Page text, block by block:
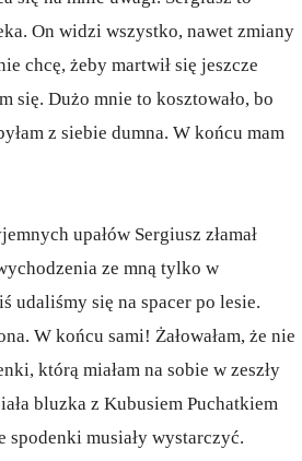
On widzi wszystko, nawet zmiany
chcę, żeby martwił się jeszcze
się. Dużo mnie to kosztowało, bo
z siebie dumna. W końcu mam
upałów Sergiusz złamał
ze mną tylko w
udaliśmy się na spacer po lesie.
W końcu sami! Żałowałam, że nie
którą miałam na sobie w zeszły
bluzka z Kubusiem Puchatkiem
spodenki musiały wystarczyć.